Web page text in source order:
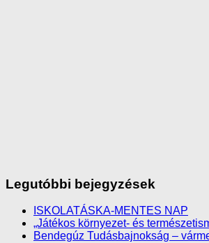
Legutóbbi bejegyzések
ISKOLATÁSKA-MENTES NAP
„Játékos környezet- és
Bendegúz Tudásbajnokság –